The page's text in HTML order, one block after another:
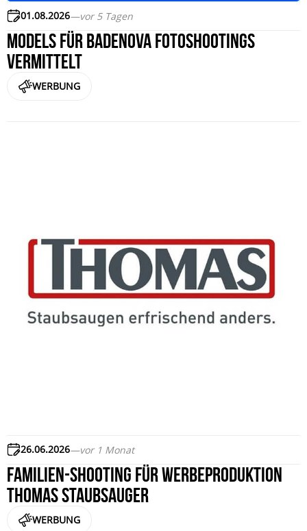
01.08.2026—vor 5 Tagen
Models für badenova Fotoshootings
vermittelt
WERBUNG
26.06.2026—vor 1 Monat
Familien-Shooting für Werbeproduktion
THOMAS Staubsauger
WERBUNG